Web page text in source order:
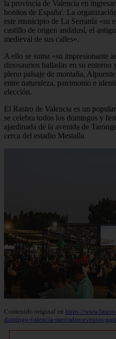
la provincia de Valencia en
bonitos de España'. La
este municipio de La Serranía «su
castillo de origen andalusí, el
medieval de sus calles».
A ello se suma «su impresionante
dinosaurios halladas en su
pleno paisaje de montaña,
entre naturaleza, patrimonio e
elección.
El Rastro de Valencia es un
se celebra todos los domingos y
ajardinada de la avenida de
cerca del estadio Mestalla.
Contenido original en https://
domingo-valencia-mercados-eventos-